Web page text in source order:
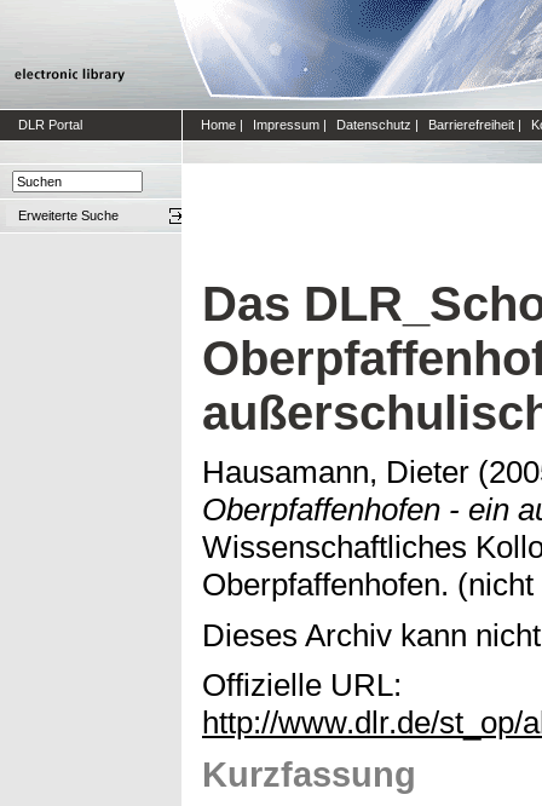
DLR Portal Home | Impressum | Datenschutz | Barrierefreiheit |
Erweiterte Suche
Das
Hausamann, Dieter
Oberpfaffenhofen - ein
Wissenschaftliches
Oberpfaffenhofen.
Dieses Archiv kann
Offizielle URL:
http://www.dlr.de/st_op/
Kurzfassung